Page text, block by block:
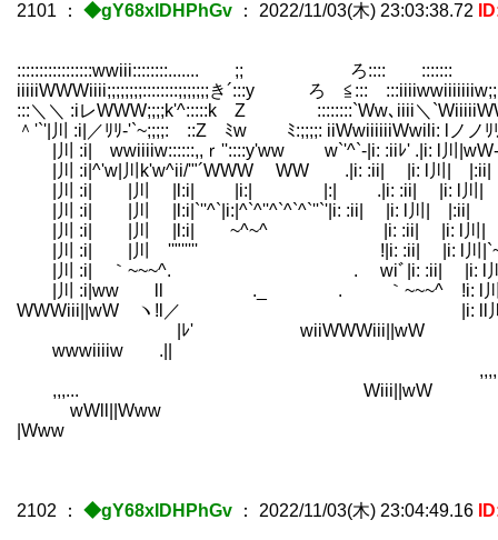
2101 ： ◆gY68xIDHPhGv ： 2022/11/03(木) 23:03:38.72
:::::::::::::::::wwiii::::::::....... ;;ゝ ろ:::: :::::::
iiiiiWWWiiii;;;;;;;;::::::::;;;;;;;き´:::y ろ ≦:::
:::＼＼ :iレWWW;;;;k'^:::::k Z ゝ::::::::`Ww､iiii＼
＾'`'|川 :i|／ﾘﾘ-'`~;;;;: ::Z ﾐw ﾐ:;;;;: iiWwiiiiiiWwili: lノノﾘ
|川 :i| wwiiiiw::::::,,ｒ''::::y'ww w`'^`-|i: :iiﾚ' .|i: l川
|川 :i|^'w|川k'w^ii/'"´WWW WW .|i: :ii| |i: l川| |:ii| |
|川 :i| |川 |l:i| |i:| |:| .|i: :ii| |i: l川|
|川 :i| |川 |l:i|`''^`|i:|^`^''^`^`^`''`'|i: :ii| |i: l川| |:ii|
|川 :i| |川 |l:i| ~^~^ |i: :ii| |i: l川|
|川 :i| |川 ''"''''' !|i: :ii| |i: l川|`~^~^
|川 :i| ｀~~~^. . wiﾞ|i: :ii| |i: l川| |ﾚ '
|川 :i|ww ll ._ . ｀~~~^ !i: l
WWWiii||wW ヽ!l／ |i: ll川|ii||／
|ﾚ' wiiWWWiii||wW |ﾚ'
wwwiiiiw .||
,,,... Wiii||wW
wWll||Www
|Www
2102 ： ◆gY68xIDHPhGv ： 2022/11/03(木) 23:04:49.16